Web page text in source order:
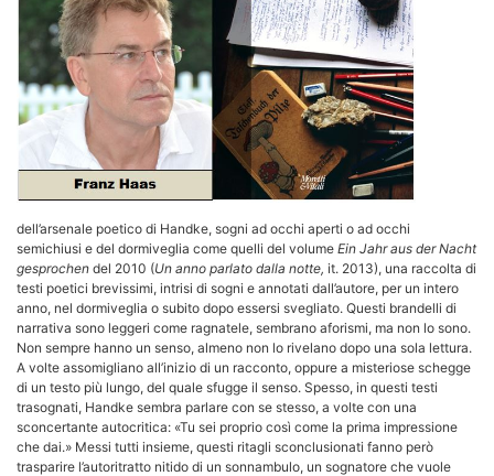
dell’arsenale poetico di Handke, sogni ad occhi aperti o ad occhi
semichiusi e del dormiveglia come quelli del volume Ein Jahr aus der Nacht
gesprochen del 2010 (Un anno parlato dalla notte, it. 2013), una raccolta di
testi poetici brevissimi, intrisi di sogni e annotati dall’autore, per un intero
anno, nel dormiveglia o subito dopo essersi svegliato. Questi brandelli di
narrativa sono leggeri come ragnatele, sembrano aforismi, ma non lo sono.
Non sempre hanno un senso, almeno non lo rivelano dopo una sola lettura.
A volte assomigliano all’inizio di un racconto, oppure a misteriose schegge
di un testo più lungo, del quale sfugge il senso. Spesso, in questi testi
trasognati, Handke sembra parlare con se stesso, a volte con una
sconcertante autocritica: «Tu sei proprio così come la prima impressione
che dai.» Messi tutti insieme, questi ritagli sconclusionati fanno però
trasparire l’autoritratto nitido di un sonnambulo, un sognatore che vuole